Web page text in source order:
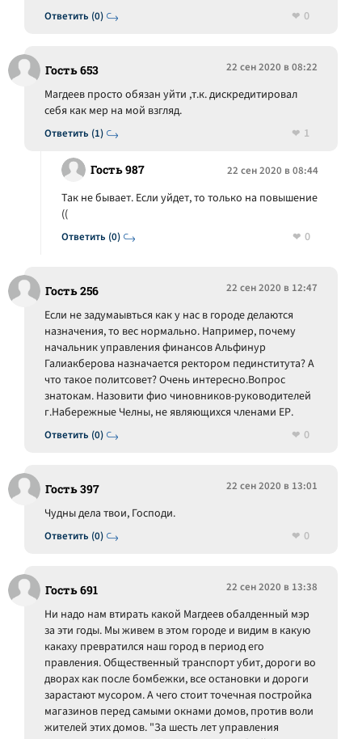
Ответить (0)
0
Гость 653 22 сен 2020 в 08:22
Ответить (1)
Магдеев просто обязан уйти ,т.к. дискредитировал
себя как мер на мой взгляд.
1
Гость 987 22 сен 2020 в 08:44
Ответить (0)
Так не бывает. Если уйдет, то только на повышение
((
0
Гость 256 22 сен 2020 в 12:47
Ответить (0)
Если не задумаывться как у нас в городе делаются
назначения, то вес нормально. Например, почему
начальник управления финансов Альфинур
Галиакберова назначается ректором пединститута? А
что такое политсовет? Очень интересно.Вопрос
знатокам. Назовити фио чиновников-руководителей
г.Набережные Челны, не являющихся членами ЕР.
0
Гость 397 22 сен 2020 в 13:01
Ответить (0)
Чудны дела твои, Господи.
0
Гость 691 22 сен 2020 в 13:38
Ни надо нам втирать какой Магдеев обалденный мэр
за эти годы. Мы живем в этом городе и видим в какую
какаху превратился наш город в период его
правления. Общественный транспорт убит, дороги во
дворах как после бомбежки, все остановки и дороги
зарастают мусором. А чего стоит точечная постройка
магазинов перед самыми окнами домов, против воли
жителей этих домов. "За шесть лет управления